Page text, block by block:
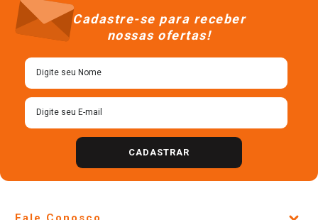
Cadastre-se para receber
nossas ofertas!
CADASTRAR